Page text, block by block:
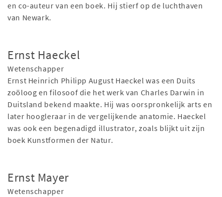
en co-auteur van een boek. Hij stierf op de luchthaven
van Newark.
Ernst Haeckel
Wetenschapper
Ernst Heinrich Philipp August Haeckel was een Duits
zoöloog en filosoof die het werk van Charles Darwin in
Duitsland bekend maakte. Hij was oorspronkelijk arts en
later hoogleraar in de vergelijkende anatomie. Haeckel
was ook een begenadigd illustrator, zoals blijkt uit zijn
boek Kunstformen der Natur.
Ernst Mayer
Wetenschapper